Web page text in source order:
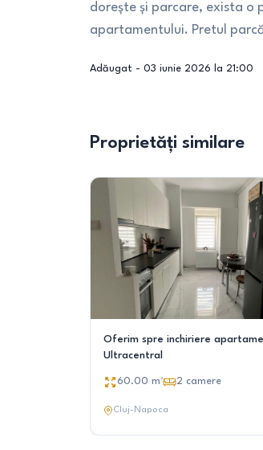
dorește și parcare, exista o
apartamentului. Pretul
Adăugat - 03 iunie 2026 la 21:00
Proprietăți similare
Oferim spre inchiriere
Ultracentral
60.00 m² 2 camere
Cluj-Napoca